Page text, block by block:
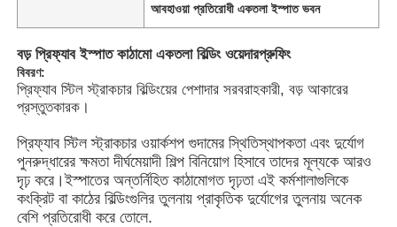
আবহাওয়া প্রতিরোধী একতলা ইস্পাত ভবন
বড় প্রিফ্যাব ইস্পাত কাঠামো একতলা বিল্ডিং ওয়েদারপ্রুফিং
বিবরণ:
প্রিফ্যাব স্টিল স্ট্রাকচার বিল্ডিংয়ের পেশাদার সরবরাহকারী, বড় আকারের
প্রস্তুতকারক।
প্রিফ্যাব স্টিল স্ট্রাকচার ওয়ার্কশপ গুদামের স্থিতিস্থাপকতা এবং দুর্যোগ
পুনরুদ্ধারের ক্ষমতা দীর্ঘমেয়াদী শিল্প বিনিয়োগ হিসাবে তাদের মূল্যকে আরও
দৃঢ় করে।ইস্পাতের অন্তর্নিহিত কাঠামোগত দৃঢ়তা এই কর্মশালাগুলিকে
কংক্রিট বা কাঠের বিল্ডিংগুলির তুলনায় প্রাকৃতিক দুর্যোগের তুলনায় অনেক
বেশি প্রতিরোধী করে তোলে.